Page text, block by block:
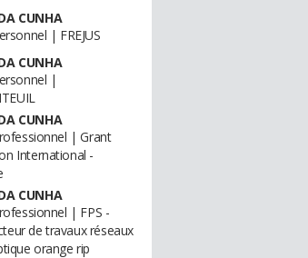
CUNHA
| FREJUS
CUNHA
|
CUNHA
| Grant
International -
CUNHA
| FPS -
de travaux réseaux
orange rip